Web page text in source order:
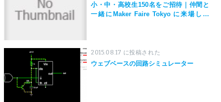
小・中・高校生150名をご招待｜仲間と
一緒にMaker Faire Tokyo に来場しよ
2015.08.17 に投稿された
ウェブベースの回路シミュレーター